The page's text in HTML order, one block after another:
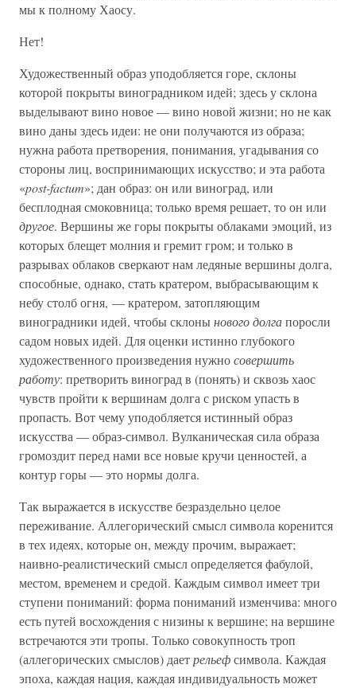
мы к полному Хаосу.
Нет!
Художественный образ уподобляется горе, склоны
которой покрыты виноградником идей; здесь у склона
выделывают вино новое — вино новой жизни; но не как
вино даны здесь идеи: не они получаются из образа;
нужна работа претворения, понимания, угадывания со
стороны лиц, воспринимающих искусство; и эта работа
«post-factum»; дан образ: он или виноград, или
бесплодная смоковница; только время решает, то он или
другое. Вершины же горы покрыты облаками эмоций, из
которых блещет молния и гремит гром; и только в
разрывах облаков сверкают нам ледяные вершины долга,
способные, однако, стать кратером, выбрасывающим к
небу столб огня, — кратером, затопляющим
виноградники идей, чтобы склонынового долгапоросли
садом новых идей. Для оценки истинно глубокого
художественного произведения нужносовершить
работу: претворить виноград в (понять) и сквозь хаос
чувств пройти к вершинам долга с риском упасть в
пропасть. Вот чему уподобляется истинный образ
искусства — образ-символ. Вулканическая сила образа
громоздит перед нами все новые кручи ценностей, а
контур горы — это нормы долга.
Так выражается в искусстве безраздельно целое
переживание. Аллегорический смысл символа коренится
в тех идеях, которые он, между прочим, выражает;
наивно-реалистический смысл определяется фабулой,
местом, временем и средой. Каждым символ имеет три
ступени пониманий: форма пониманий изменчива: много
есть путей восхождения с низины к вершине; на вершине
встречаются эти тропы. Только совокупность троп
(аллегорических смыслов) даетрельефсимвола. Каждая
эпоха, каждая нация, каждая индивидуальность может